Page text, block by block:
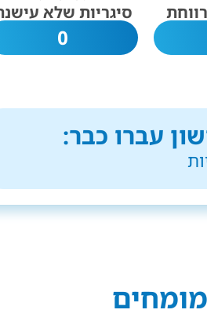
סיגריות שלא
0
עברו כבר: